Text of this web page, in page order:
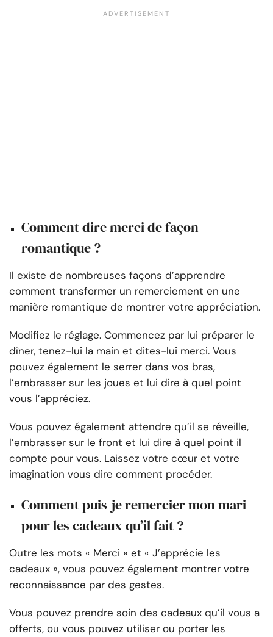
Comment dire merci de façon
romantique ?
Il existe de nombreuses façons d’apprendre
comment transformer un remerciement en une
manière romantique de montrer votre appréciation.
Modifiez le réglage. Commencez par lui préparer le
dîner, tenez-lui la main et dites-lui merci. Vous
pouvez également le serrer dans vos bras,
l’embrasser sur les joues et lui dire à quel point
vous l’appréciez.
Vous pouvez également attendre qu’il se réveille,
l’embrasser sur le front et lui dire à quel point il
compte pour vous. Laissez votre cœur et votre
imagination vous dire comment procéder.
Comment puis-je remercier mon mari
pour les cadeaux qu’il fait ?
Outre les mots « Merci » et « J’apprécie les
cadeaux », vous pouvez également montrer votre
reconnaissance par des gestes.
Vous pouvez prendre soin des cadeaux qu’il vous a
offerts, ou vous pouvez utiliser ou porter les